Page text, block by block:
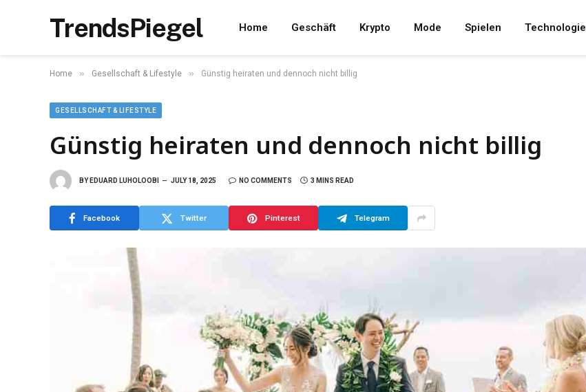
TrendsPiegel Home Geschäft Krypto Mode Spielen Technologie
Home » Gesellschaft & Lifestyle » Günstig heiraten und dennoch nicht billig
GESELLSCHAFT & LIFESTYLE
Günstig heiraten und dennoch nicht billig
BY EDUARD LUHOLOOBI JULY 18, 2025 NO COMMENTS 3 MINS READ
Facebook Twitter Pinterest Telegram